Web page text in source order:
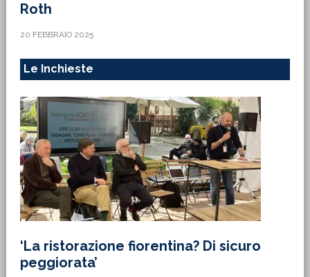
Roth
20 FEBBRAIO 2025
Le Inchieste
‘La ristorazione fiorentina? Di sicuro
peggiorata’